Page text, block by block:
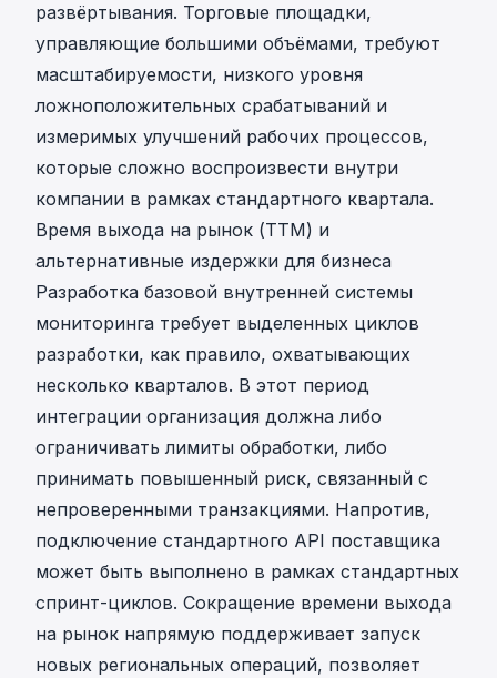
развёртывания. Торговые площадки,
управляющие большими объёмами, требуют
масштабируемости, низкого уровня
ложноположительных срабатываний и
измеримых улучшений рабочих процессов,
которые сложно воспроизвести внутри
компании в рамках стандартного квартала.
Время выхода на рынок (TTM) и
альтернативные издержки для бизнеса
Разработка базовой внутренней системы
мониторинга требует выделенных циклов
разработки, как правило, охватывающих
несколько кварталов. В этот период
интеграции организация должна либо
ограничивать лимиты обработки, либо
принимать повышенный риск, связанный с
непроверенными транзакциями. Напротив,
подключение стандартного API поставщика
может быть выполнено в рамках стандартных
спринт-циклов. Сокращение времени выхода
на рынок напрямую поддерживает запуск
новых региональных операций, позволяет